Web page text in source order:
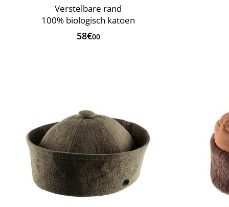
Verstelbare rand
100% biologisch katoen
58€00